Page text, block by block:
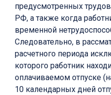
предусмотренных
РФ, а также когда
временной
Следовательно, в
расчетного периода
которого работник
оплачиваемом отпуске
10 календарных дней